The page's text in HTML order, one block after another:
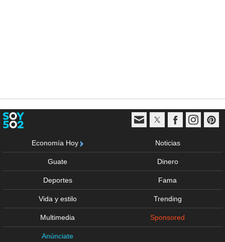
Economía Hoy Noticias
Guate Dinero
Deportes Fama
Vida y estilo Trending
Multimedia Sponsored
Anúnciate